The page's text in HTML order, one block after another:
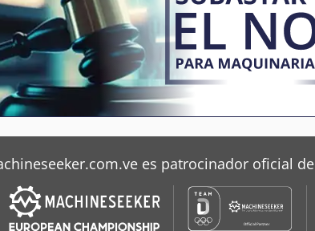
es patrocinador oficial